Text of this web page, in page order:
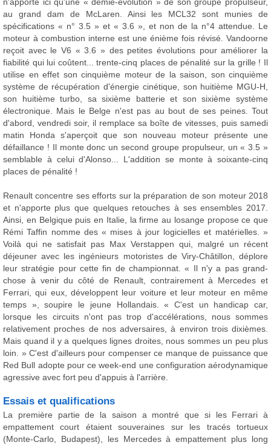
n'apporte ici qu'une « demie-évolution » de son groupe propulseur,
au grand dam de McLaren. Ainsi les MCL32 sont munies de
spécifications « n° 3.5 » et « 3.6 », et non de la n°4 attendue. Le
moteur à combustion interne est une énième fois révisé. Vandoorne
reçoit avec le V6 « 3.6 » des petites évolutions pour améliorer la
fiabilité qui lui coûtent... trente-cinq places de pénalité sur la grille ! Il
utilise en effet son cinquième moteur de la saison, son cinquième
système de récupération d'énergie cinétique, son huitième MGU-H,
son huitième turbo, sa sixième batterie et son sixième système
électronique. Mais le Belge n'est pas au bout de ses peines. Tout
d'abord, vendredi soir, il remplace sa boîte de vitesses, puis samedi
matin Honda s'aperçoit que son nouveau moteur présente une
défaillance ! Il monte donc un second groupe propulseur, un « 3.5 »
semblable à celui d'Alonso... L'addition se monte à soixante-cinq
places de pénalité !
Renault concentre ses efforts sur la préparation de son moteur 2018
et n'apporte plus que quelques retouches à ses ensembles 2017.
Ainsi, en Belgique puis en Italie, la firme au losange propose ce que
Rémi Taffin nomme des « mises à jour logicielles et matérielles. »
Voilà qui ne satisfait pas Max Verstappen qui, malgré un récent
déjeuner avec les ingénieurs motoristes de Viry-Châtillon, déplore
leur stratégie pour cette fin de championnat. « Il n'y a pas grand-
chose à venir du côté de Renault, contrairement à Mercedes et
Ferrari, qui eux, développent leur voiture et leur moteur en même
temps », soupire le jeune Hollandais. « C'est un handicap car,
lorsque les circuits n'ont pas trop d'accélérations, nous sommes
relativement proches de nos adversaires, à environ trois dixièmes.
Mais quand il y a quelques lignes droites, nous sommes un peu plus
loin. » C'est d'ailleurs pour compenser ce manque de puissance que
Red Bull adopte pour ce week-end une configuration aérodynamique
agressive avec fort peu d'appuis à l'arrière.
Essais et qualifications
La première partie de la saison a montré que si les Ferrari à
empattement court étaient souveraines sur les tracés tortueux
(Monte-Carlo, Budapest), les Mercedes à empattement plus long